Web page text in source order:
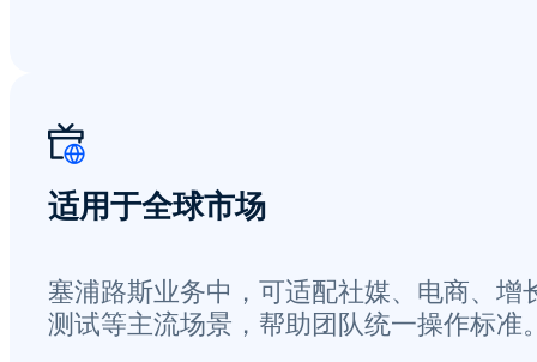
适用于全球市场
塞浦路斯业务中，可适配社媒、电商、增
测试等主流场景，帮助团队统一操作标准